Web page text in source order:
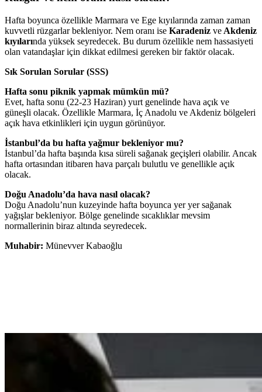
Hafta boyunca özellikle Marmara ve Ege kıyılarında zaman zaman
kuvvetli rüzgarlar bekleniyor. Nem oranı ise Karadeniz ve Akdeniz
kıyılarında yüksek seyredecek. Bu durum özellikle nem hassasiyeti
olan vatandaşlar için dikkat edilmesi gereken bir faktör olacak.
Sık Sorulan Sorular (SSS)
Hafta sonu piknik yapmak mümkün mü?
Evet, hafta sonu (22-23 Haziran) yurt genelinde hava açık ve
güneşli olacak. Özellikle Marmara, İç Anadolu ve Akdeniz bölgeleri
açık hava etkinlikleri için uygun görünüyor.
İstanbul’da bu hafta yağmur bekleniyor mu?
İstanbul’da hafta başında kısa süreli sağanak geçişleri olabilir. Ancak
hafta ortasından itibaren hava parçalı bulutlu ve genellikle açık
olacak.
Doğu Anadolu’da hava nasıl olacak?
Doğu Anadolu’nun kuzeyinde hafta boyunca yer yer sağanak
yağışlar bekleniyor. Bölge genelinde sıcaklıklar mevsim
normallerinin biraz altında seyredecek.
Muhabir: Münevver Kabaoğlu